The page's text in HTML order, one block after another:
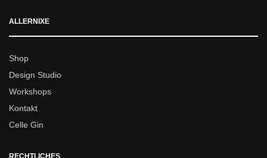
ALLERNIXE
Shop
Design Studio
Workshops
Kontakt
Celle Gin
RECHTLICHES